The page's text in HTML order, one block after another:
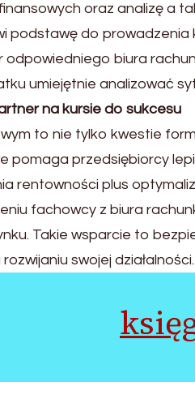
oraz analizę a
podstawę do
biura
umiejętnie analizować
na kursie do sukcesu
to nie tylko kwestie
pomaga przedsiębiorcy
rentowności plus
fachowcy z biura
Takie wsparcie to
swojej działalności.